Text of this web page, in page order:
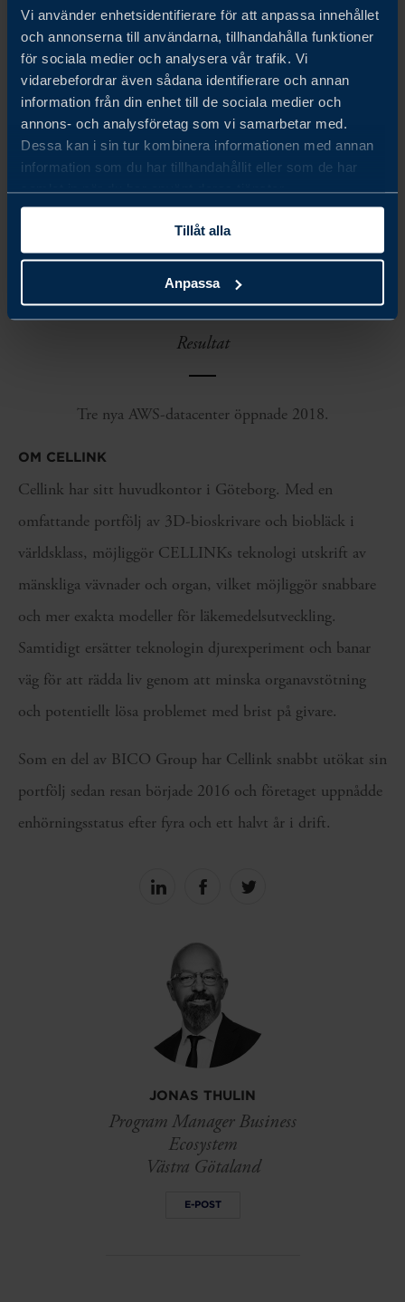
Vi använder enhetsidentifierare för att anpassa innehållet
och annonserna till användarna, tillhandahålla funktioner
för sociala medier och analysera vår trafik. Vi
vidarebefordrar även sådana identifierare och annan
information från din enhet till de sociala medier och
annons- och analysföretag som vi samarbetar med.
Dessa kan i sin tur kombinera informationen med annan
information som du har tillhandahållit eller som de har
samlat in när du har använt deras tjänster.
Tillåt alla
Anpassa
JONAS THULIN
Program Manager Business
Ecosystem
Västra Götaland
E-POST
Lösning
Business Sweden/Data Centers by Sweden genomförde
omfattande platsvalsundersökningar och utvärderingar.
Teamet fungerade som en central kontaktpunkt och
underlättade platsvalet och due diligence-processen. De
arrangerade också möten med intressenter från både den
offentliga och privata sektorn och tillhandahöll den
information som behövdes för att stödja beslutsprocessen.
Resultat
Tre nya AWS-datacenter öppnade 2018.
OM CELLINK
Cellink har sitt huvudkontor i Göteborg. Med en
omfattande portfölj av 3D-bioskrivare och biobläck i
världsklass, möjliggör CELLINKs teknologi utskrift av
mänskliga vävnader och organ, vilket möjliggör snabbare
och mer exakta modeller för läkemedelsutveckling.
Samtidigt ersätter teknologin djurexperiment och banar
väg för att rädda liv genom att minska organavstötning
och potentiellt lösa problemet med brist på givare.
Som en del av BICO Group har Cellink snabbt utökat sin
portfölj sedan resan började 2016 och företaget uppnådde
enhörningsstatus efter fyra och ett halvt år i drift.
Share
Share
Share